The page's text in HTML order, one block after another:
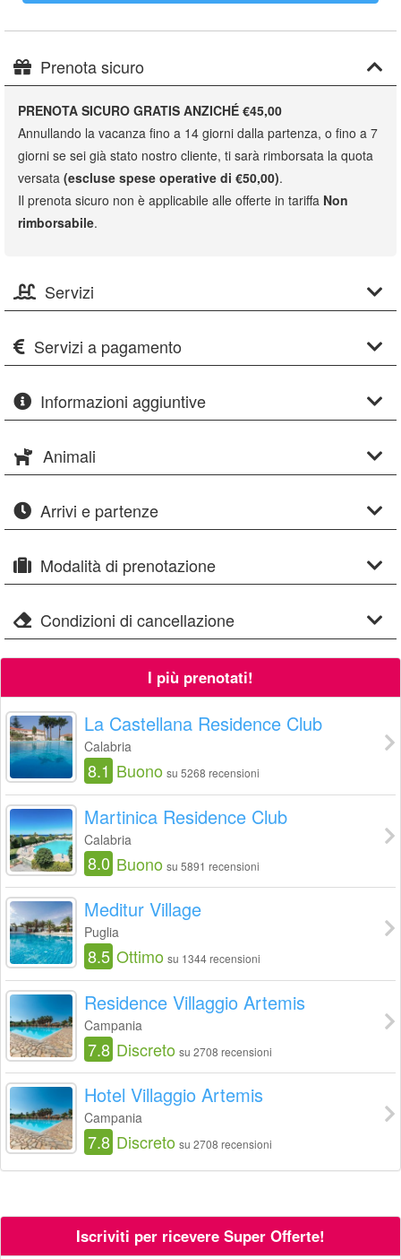
Prenota sicuro
PRENOTA SICURO GRATIS ANZICHÉ €45,00
Annullando la vacanza fino a 14 giorni dalla partenza, o fino a 7
giorni se sei già stato nostro cliente, ti sarà rimborsata la quota
versata (escluse spese operative di €50,00).
Il prenota sicuro non è applicabile alle offerte in tariffa Non
rimborsabile.
Servizi
Servizi a pagamento
Informazioni aggiuntive
Animali
Arrivi e partenze
Modalità di prenotazione
Condizioni di cancellazione
I più prenotati!
La Castellana Residence Club
Calabria
8.1 Buono su 5268 recensioni
Martinica Residence Club
Calabria
8.0 Buono su 5891 recensioni
Meditur Village
Puglia
8.5 Ottimo su 1344 recensioni
Residence Villaggio Artemis
Campania
7.8 Discreto su 2708 recensioni
Hotel Villaggio Artemis
Campania
7.8 Discreto su 2708 recensioni
Iscriviti per ricevere Super Offerte!